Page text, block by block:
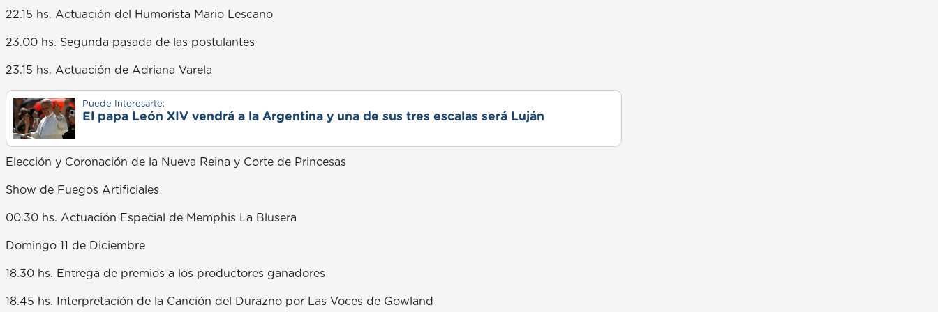
22.15 hs. Actuación del Humorista Mario Lescano
23.00 hs. Segunda pasada de las postulantes
23.15 hs. Actuación de Adriana Varela
Puede Interesarte:
El papa León XIV vendrá a la Argentina y una de sus tres escalas será Luján
Elección y Coronación de la Nueva Reina y Corte de Princesas
Show de Fuegos Artificiales
00.30 hs. Actuación Especial de Memphis La Blusera
Domingo 11 de Diciembre
18.30 hs. Entrega de premios a los productores ganadores
18.45 hs. Interpretación de la Canción del Durazno por Las Voces de Gowland